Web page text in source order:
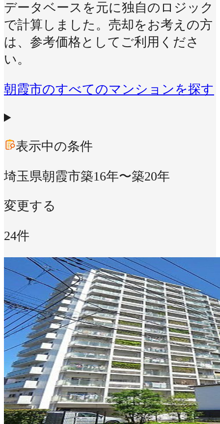
データベースを元に独自のロジック
で計算しました。売却をお考えの方
は、参考価格としてご利用くださ
い。
朝霞市のすべてのマンションを探す
表示中の条件
埼玉県朝霞市築16年〜築20年
変更する
24件